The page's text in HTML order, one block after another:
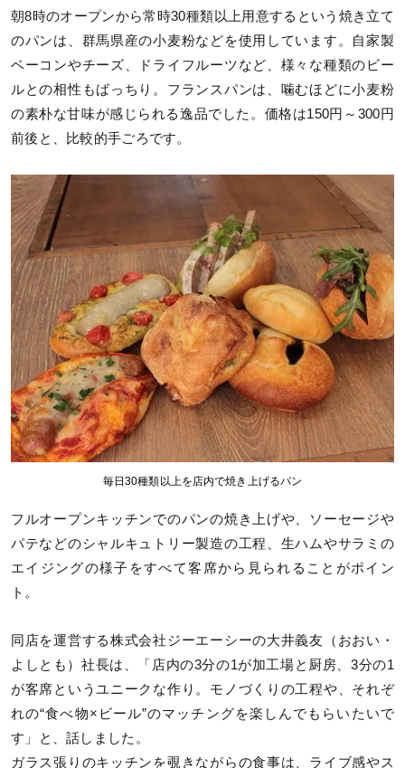
朝8時のオープンから常時30種類以上用意するという焼き立て
のパンは、群馬県産の小麦粉などを使用しています。自家製
ベーコンやチーズ、ドライフルーツなど、様々な種類のビー
ルとの相性もばっちり。フランスパンは、噛むほどに小麦粉
の素朴な甘味が感じられる逸品でした。価格は150円～300円
前後と、比較的手ごろです。
毎日30種類以上を店内で焼き上げるパン
フルオープンキッチンでのパンの焼き上げや、ソーセージや
パテなどのシャルキュトリー製造の工程、生ハムやサラミの
エイジングの様子をすべて客席から見られることがポイン
ト。
同店を運営する株式会社ジーエーシーの大井義友（おおい・
よしとも）社長は、「店内の3分の1が加工場と厨房、3分の1
が客席というユニークな作り。モノづくりの工程や、それぞ
れの“食べ物×ビール”のマッチングを楽しんでもらいたいで
す」と、話しました。
ガラス張りのキッチンを覗きながらの食事は、ライブ感やス